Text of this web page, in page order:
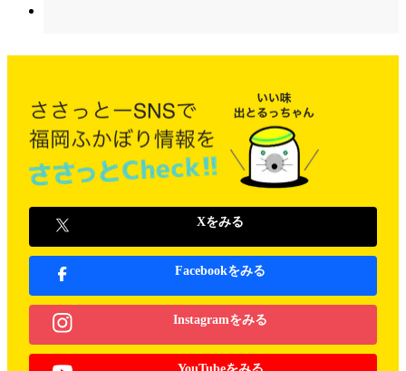
Xをみる
Facebookをみる
Instagramをみる